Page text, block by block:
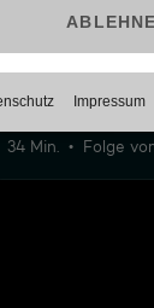
35:
34 Min. Folge